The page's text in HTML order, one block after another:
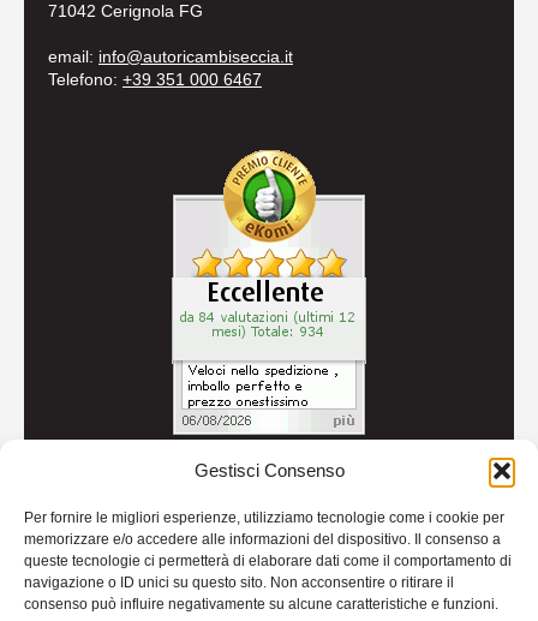
Gestisci Consenso
Per fornire le migliori esperienze, utilizziamo tecnologie come i cookie per
memorizzare e/o accedere alle informazioni del dispositivo. Il consenso a
queste tecnologie ci permetterà di elaborare dati come il comportamento di
navigazione o ID unici su questo sito. Non acconsentire o ritirare il
consenso può influire negativamente su alcune caratteristiche e funzioni.
71042 Cerignola FG
email: info@autoricambiseccia.it
Telefono: +39 351 000 6467
Credits